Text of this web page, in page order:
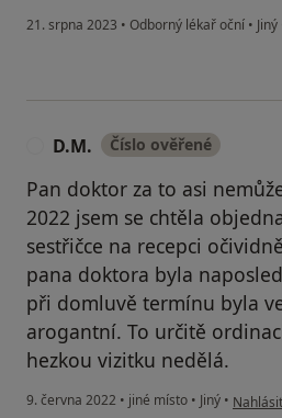
21. srpna 2023 • Odborný lékař oční • Jiný
D.M. Číslo ověřené
Pan doktor za to asi
2022 jsem se chtěla
sestřičce na recepci
pana doktora byla
při domluvě termínu byla
arogantní. To určitě
hezkou vizitku nedělá.
9. června 2022 • jiné místo • Jiný • podle